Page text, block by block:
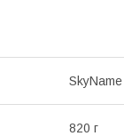
SkyName
820 г